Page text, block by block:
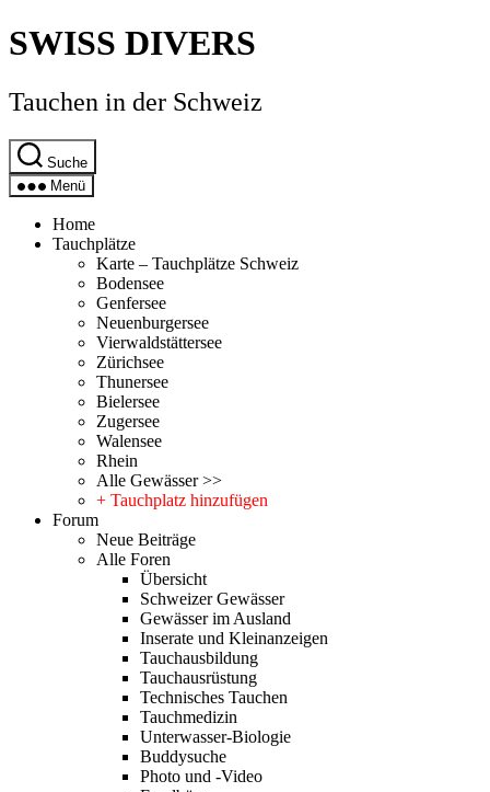
Direkt
zum
wechseln
SWISS DIVERS
Tauchen in der Schweiz
Suche
Menü
Home
Tauchplätze
Karte – Tauchplätze Schweiz
Bodensee
Genfersee
Neuenburgersee
Vierwaldstättersee
Zürichsee
Thunersee
Bielersee
Zugersee
Walensee
Rhein
Alle Gewässer >>
+ Tauchplatz hinzufügen
Forum
Neue Beiträge
Alle Foren
Übersicht
Schweizer Gewässer
Gewässer im Ausland
Inserate und Kleinanzeigen
Tauchausbildung
Tauchausrüstung
Technisches Tauchen
Tauchmedizin
Unterwasser-Biologie
Buddysuche
Photo und -Video